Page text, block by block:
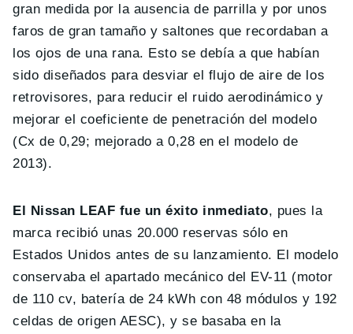
gran medida por la ausencia de parrilla y por unos
faros de gran tamaño y saltones que recordaban a
los ojos de una rana. Esto se debía a que habían
sido diseñados para desviar el flujo de aire de los
retrovisores, para reducir el ruido aerodinámico y
mejorar el coeficiente de penetración del modelo
(Cx de 0,29; mejorado a 0,28 en el modelo de
2013).
El Nissan LEAF fue un éxito inmediato, pues la
marca recibió unas 20.000 reservas sólo en
Estados Unidos antes de su lanzamiento. El modelo
conservaba el apartado mecánico del EV-11 (motor
de 110 cv, batería de 24 kWh con 48 módulos y 192
celdas de origen AESC), y se basaba en la